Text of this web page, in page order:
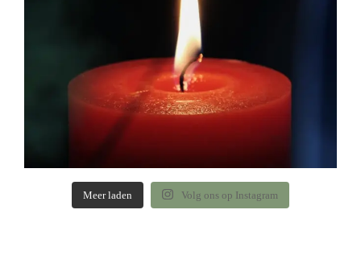
Meer laden Volg ons op Instagram